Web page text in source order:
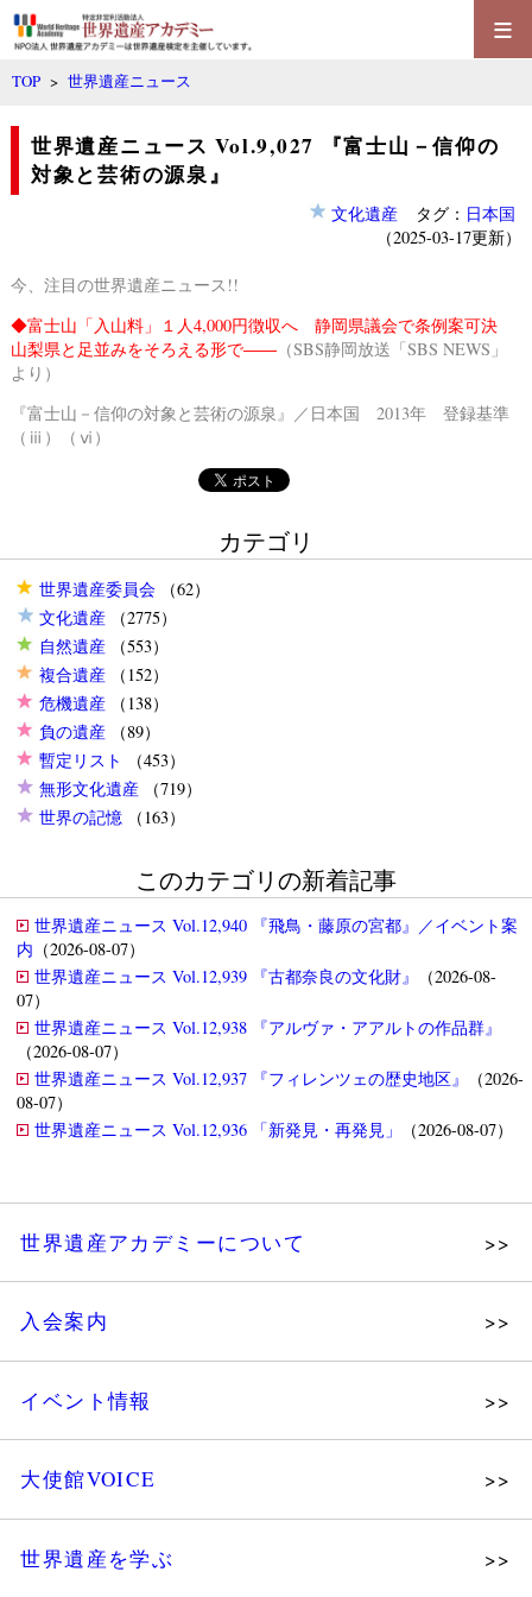
≡
TOP >世界遺産ニュース
世界遺産ニュース Vol.9,027 『富士山－信仰の
対象と芸術の源泉』
文化遺産タグ： 日本国
（2025-03-17更新）
今、注目の世界遺産ニュース!!
◆富士山「入山料」１人4,000円徴収へ 静岡県議会で条例案可決
山梨県と足並みをそろえる形で――（SBS静岡放送「SBS NEWS」
より）
『富士山－信仰の対象と芸術の源泉』／日本国 2013年 登録基準
（ⅲ）（ⅵ）
カテゴリ
世界遺産委員会（62）
文化遺産（2775）
自然遺産（553）
複合遺産（152）
危機遺産（138）
負の遺産（89）
暫定リスト
（453）
無形文化遺産（719）
世界の記憶（163）
このカテゴリの新着記事
世界遺産ニュース Vol.12,940 『飛鳥・藤原の宮都』／イベント案
内 （2026-08-07）
世界遺産ニュース Vol.12,939 『古都奈良の文化財』
（2026-08-
07）
世界遺産ニュース Vol.12,938 『アルヴァ・アアルトの作品群』
（2026-08-07）
世界遺産ニュース Vol.12,937 『フィレンツェの歴史地区』
（2026-
08-07）
世界遺産ニュース Vol.12,936 「新発見・再発見」
（2026-08-07）
世界遺産アカデミーについて
組織図・役員
法人会員・協賛団体／公認団体
入会案内
イベント情報
大使館VOICE
世界遺産を学ぶ